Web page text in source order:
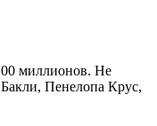
миллионов. Не
Пенелопа Крус,